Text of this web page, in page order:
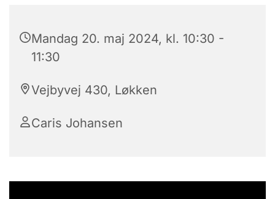
Mandag 20. maj 2024, kl. 10:30 -
11:30
Vejbyvej 430, Løkken
Caris Johansen